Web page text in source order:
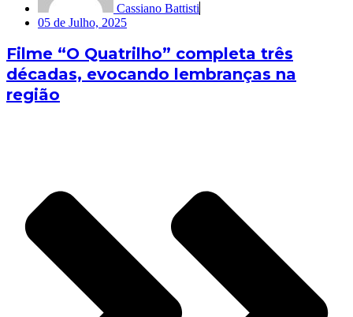
Cassiano Battisti
05 de Julho, 2025
Filme “O Quatrilho” completa três
décadas, evocando lembranças na
região